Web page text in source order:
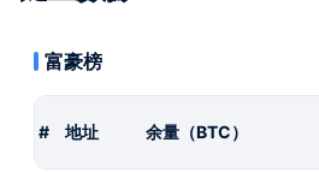
富豪榜
# 地址 余量（BTC）